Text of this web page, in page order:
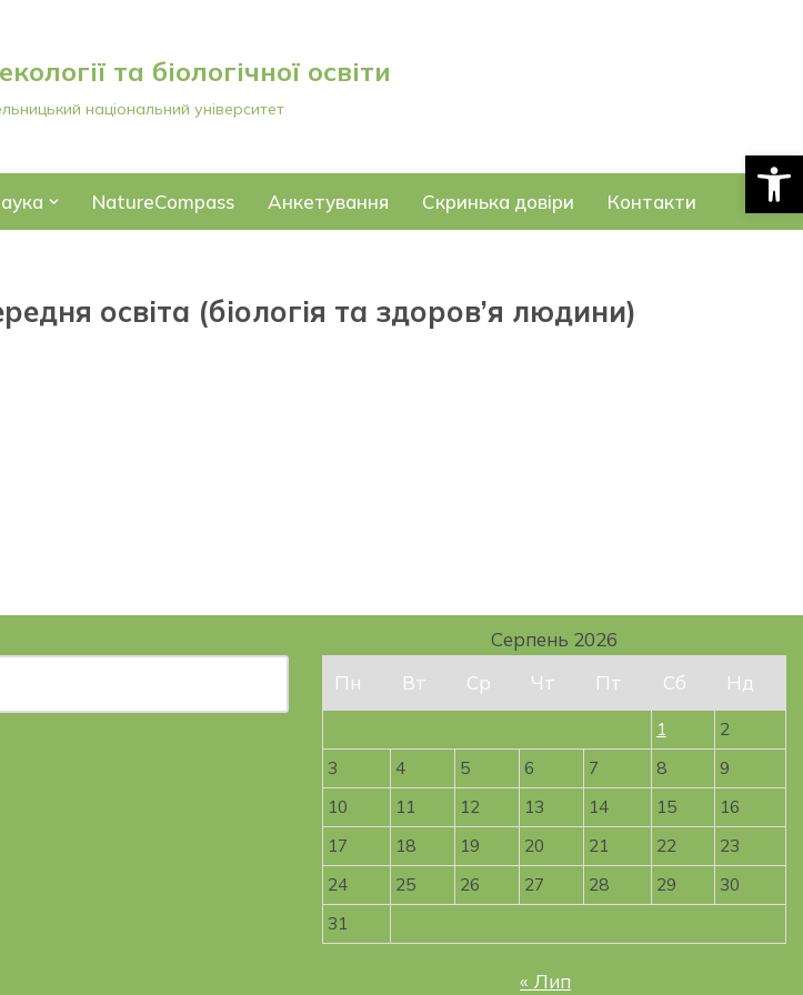
та біологічної освіти
національний університет
NatureCompass Анкетування Скринька довіри Контакти
освіта (біологія та здоров’я людини)
Серпень 2026
Пн
Вт Ср Чт Пт Сб Нд
1
2
3
4 5 6 7 8
9
10
11 12 13 14 15
16
17
18 19 20 21 22
23
24
25 26 27 28 29
30
31
« Лип